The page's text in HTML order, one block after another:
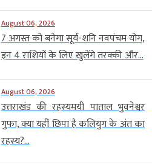
August 06, 2026
7 अगस्त को बनेगा सूर्य-शनि नवपंचम योग,
इन 4 राशियों के लिए खुलेंगे तरक्की और...
August 06, 2026
उत्तराखंड की रहस्यमयी पाताल भुवनेश्वर
गुफा, क्या यहीं छिपा है कलियुग के अंत का
रहस्य?...